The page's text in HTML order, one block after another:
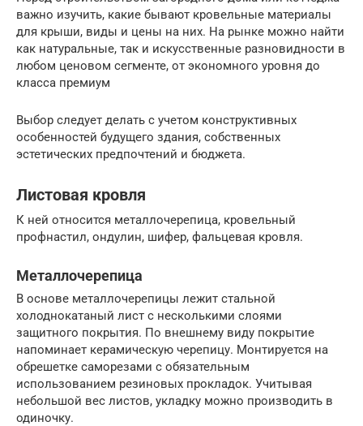
важно изучить, какие бывают кровельные материалы
для крыши, виды и цены на них. На рынке можно найти
как натуральные, так и искусственные разновидности в
любом ценовом сегменте, от экономного уровня до
класса премиум
Выбор следует делать с учетом конструктивных
особенностей будущего здания, собственных
эстетических предпочтений и бюджета.
Листовая кровля
К ней относится металлочерепица, кровельный
профнастил, ондулин, шифер, фальцевая кровля.
Металлочерепица
В основе металлочерепицы лежит стальной
холоднокатаный лист с несколькими слоями
защитного покрытия. По внешнему виду покрытие
напоминает керамическую черепицу. Монтируется на
обрешетке саморезами с обязательным
использованием резиновых прокладок. Учитывая
небольшой вес листов, укладку можно производить в
одиночку.